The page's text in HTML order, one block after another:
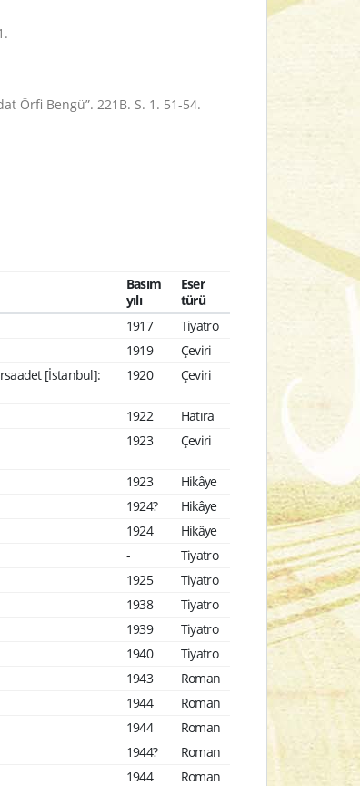
Örfi Bengü”. 221B. S. 1. 51-54.
Basım
yılı
Eser
türü
1917
Tiyatro
1919
Çeviri
[İstanbul]:
1920 Çeviri
1922
Hatıra
1923 Çeviri
1923
Hikâye
1924?
Hikâye
1924
Hikâye
-
Tiyatro
1925
Tiyatro
1938
Tiyatro
1939
Tiyatro
1940
Tiyatro
1943
Roman
1944
Roman
1944
Roman
1944?
Roman
1944
Roman